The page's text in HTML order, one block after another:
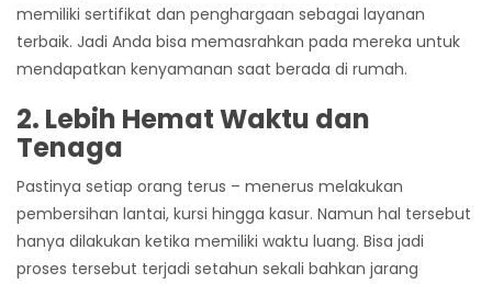
memiliki sertifikat dan penghargaan sebagai layanan
terbaik. Jadi Anda bisa memasrahkan pada mereka untuk
mendapatkan kenyamanan saat berada di rumah.
2. Lebih Hemat Waktu dan
Tenaga
Pastinya setiap orang terus – menerus melakukan
pembersihan lantai, kursi hingga kasur. Namun hal tersebut
hanya dilakukan ketika memiliki waktu luang. Bisa jadi
proses tersebut terjadi setahun sekali bahkan jarang